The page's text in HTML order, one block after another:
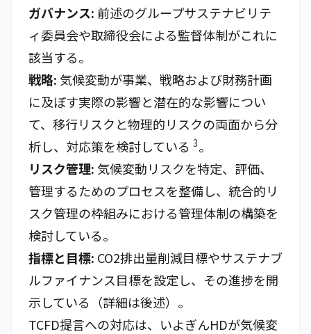
ガバナンス: 前述のグループサステナビリテ
ィ委員会や取締役会による監督体制がこれに
該当する。
戦略: 気候変動が事業、戦略および財務計画
に及ぼす実際の影響と潜在的な影響につい
て、移行リスクと物理的リスクの両面から分
析し、対応策を検討している 3。
リスク管理: 気候変動リスクを特定、評価、
管理するためのプロセスを整備し、統合的リ
スク管理の枠組みにおける管理体制の構築を
検討している。
指標と目標: CO2排出量削減目標やサステナブ
ルファイナンス目標を設定し、その進捗を開
示している（詳細は後述）。
TCFD提言への対応は、いよぎんHDが気候変